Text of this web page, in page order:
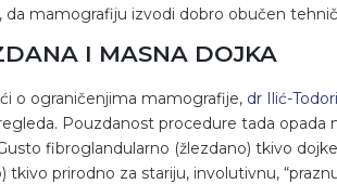
, da mamografiju izvodi dobro obučen
I MASNA DOJKA
o ograničenjima mamografije, dr Ilić-
Pouzdanost procedure tada
fibroglandularno (žlezdano) tkivo
tkivo prirodno za stariju, involutivnu,